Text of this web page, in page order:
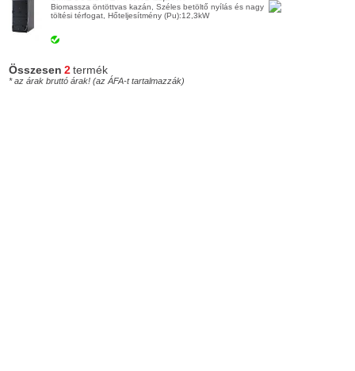
Biomassza öntöttvas kazán, Széles betöltő nyílás és nagy
töltési térfogat, Hőteljesítmény (Pu):12,3kW
Összesen 2 termék
* az árak bruttó árak! (az ÁFA-t tartalmazzák)